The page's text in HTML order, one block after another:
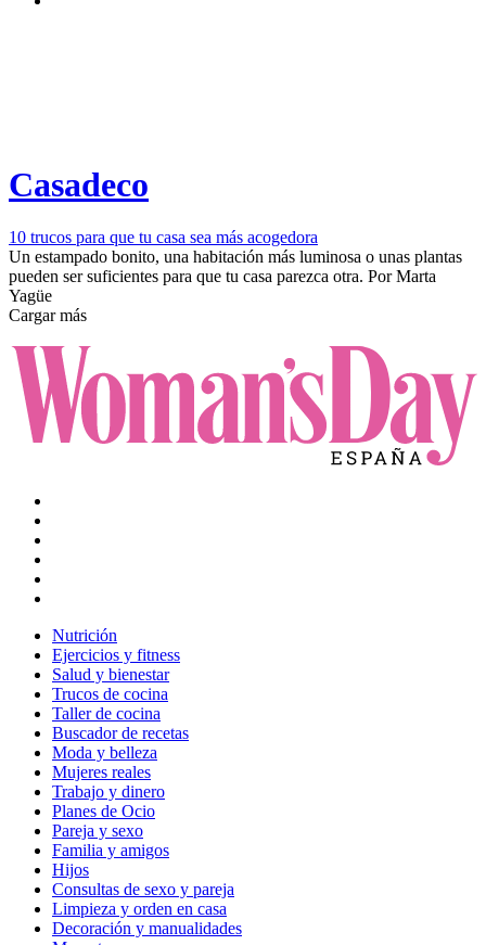
Casadeco
10 trucos para que tu casa sea más acogedora
Un estampado bonito, una habitación más luminosa o unas plantas
pueden ser suficientes para que tu casa parezca otra. PorMarta
Yagüe
Cargar más
Nutrición
Ejercicios y fitness
Salud y bienestar
Trucos de cocina
Taller de cocina
Buscador de recetas
Moda y belleza
Mujeres reales
Trabajo y dinero
Planes de Ocio
Pareja y sexo
Familia y amigos
Hijos
Consultas de sexo y pareja
Limpieza y orden en casa
Decoración y manualidades